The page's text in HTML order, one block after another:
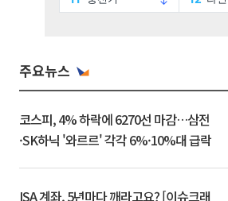
주요뉴스
코스피, 4% 하락에 6270선 마감…삼전
·SK하닉 '와르르' 각각 6%·10%대 급락
ISA 계좌, 5년마다 깨라고요? [이슈크래